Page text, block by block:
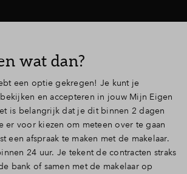
wat dan?
een optie gekregen! Je kunt je
en accepteren in jouw Mijn Eigen
is belangrijk dat je dit binnen 2 dagen
er voor kiezen om meteen over te gaan
een afspraak te maken met de makelaar.
24 uur. Je tekent de contracten straks
bank of samen met de makelaar op